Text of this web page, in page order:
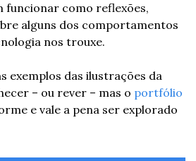
funcionar como reflexões,
alguns dos comportamentos
nos trouxe.
exemplos das ilustrações da
– ou rever – mas o portfólio
e vale a pena ser explorado